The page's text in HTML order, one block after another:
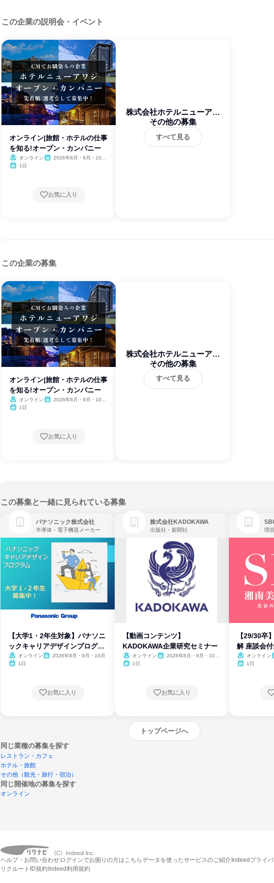
この企業の説明会・イベント
オンライン|旅館・ホテルの仕事
を知る!オープン・カンパニー
オンライン
2026年8月・9月・10
1日
お気に入り
株式会社ホテルニューアワ
ジ
その他の募集
すべて見る
この企業の募集
オンライン|旅館・ホテルの仕事
を知る!オープン・カンパニー
オンライン
2026年8月・9月・10
1日
お気に入り
株式会社ホテルニューアワ
ジ
その他の募集
すべて見る
この募集と一緒に見られている募集
パナソニック株式会社
半導体・電子機器メーカー
【大学1・2年生対象】パナソニ
ックキャリアデザインプログラ
ム
オンライン
2026年8月・9月・10月
1日
お気に入り
株式会社KADOKAWA
出版社・新聞社
【動画コンテンツ】
KADOKAWA企業研究セミナー
オンライン
2026年8月・9月・10
1日
お気に入り
【29/30卒
解 座談会
オンライン
1日
トップページへ
同じ業種の募集を探す
レストラン・カフェ
ホテル・旅館
その他（観光・旅行・宿泊）
同じ開催地の募集を探す
オンライン
ヘルプ・お問い合わせ ログインでお困りの方はこちら データを使ったサービスのご紹介 Indeedプライ
リクルートID規約 Indeed利用規約